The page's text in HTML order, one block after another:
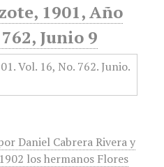
1901, Año
Junio 9
Daniel Cabrera Rivera y
los hermanos Flores